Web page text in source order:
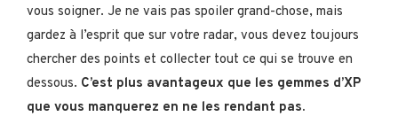
vous soigner. Je ne vais pas spoiler grand-chose, mais
gardez à l’esprit que sur votre radar, vous devez toujours
chercher des points et collecter tout ce qui se trouve en
dessous. C’est plus avantageux que les gemmes d’XP
que vous manquerez en ne les rendant pas.